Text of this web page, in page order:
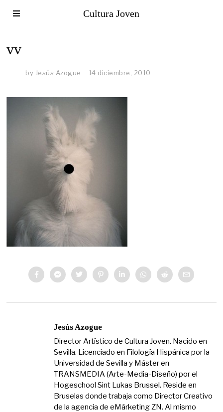
Cultura Joven
vv
by Jesús Azogue 14 diciembre, 2010
Jesús Azogue
Director Artístico de Cultura Joven. Nacido en
Sevilla. Licenciado en Filología Hispánica por la
Universidad de Sevilla y Máster en
TRANSMEDIA (Arte-Media-Diseño) por el
Hogeschool Sint Lukas Brussel. Reside en
Bruselas donde trabaja como Director Creativo
de la agencia de eMárketing ZN. Al mismo